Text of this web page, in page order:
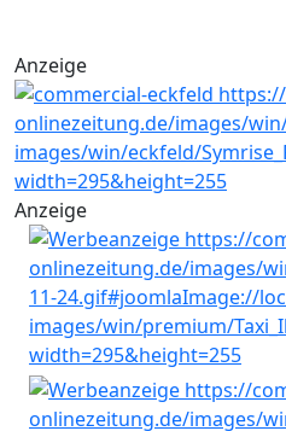
Anzeige
Anzeige